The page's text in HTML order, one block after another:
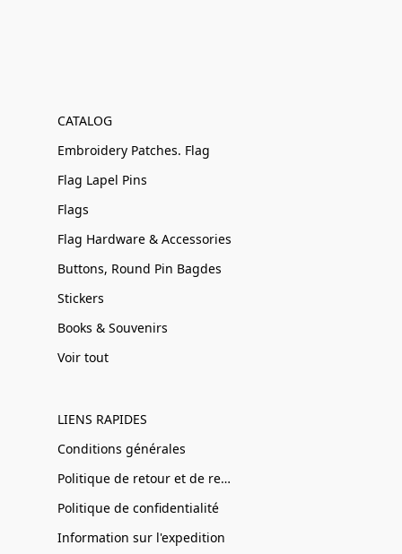
CATALOG
Embroidery Patches. Flag
Flag Lapel Pins
Flags
Flag Hardware & Accessories
Buttons, Round Pin Bagdes
Stickers
Books & Souvenirs
Voir tout
LIENS RAPIDES
Conditions générales
Politique de retour et de remboursement
Politique de confidentialité
Information sur l'expedition